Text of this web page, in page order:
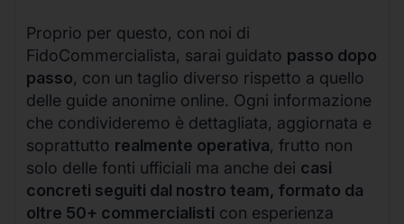
Proprio per questo, con noi di
FidoCommercialista, sarai guidato passo dopo
passo, con un taglio diverso rispetto a quello
delle guide anonime online. Ogni informazione
che condivideremo è dettagliata, aggiornata e
soprattutto realmente operativa, frutto non
solo delle fonti ufficiali ma anche dei casi
concreti seguiti dal nostro team, formato da
oltre 50+ commercialisti con esperienza